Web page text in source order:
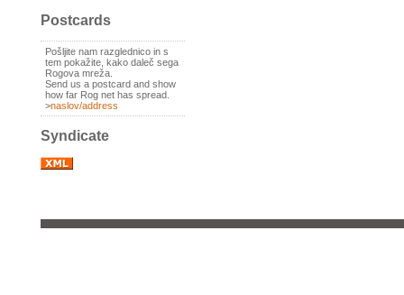
Postcards
Pošljite nam razglednico in s
tem pokažite, kako daleč sega
Rogova mreža.
Send us a postcard and show
how far Rog net has spread.
>naslov/address
Syndicate